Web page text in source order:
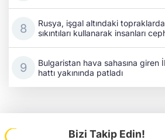
Rusya, işgal altındaki
sıkıntıları kullanarak insanları
Bulgaristan hava sahasına
hattı yakınında patladı
Bizi Takip Edin!